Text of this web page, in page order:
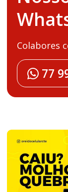
Colabores
77